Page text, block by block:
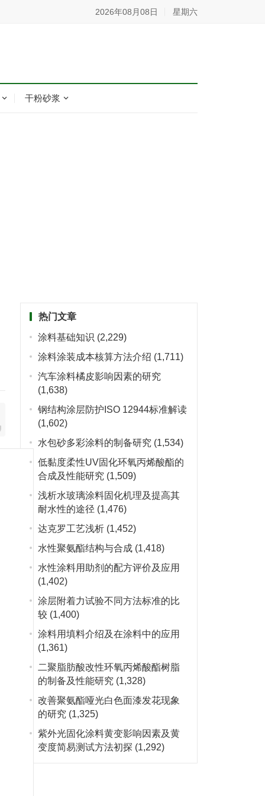
2026年08月08日 星期六
干粉砂浆
热门文章
涂料基础知识 (2,229)
涂料涂装成本核算方法介绍 (1,711)
汽车涂料橘皮影响因素的研究
(1,638)
钢结构涂层防护ISO 12944标准解读
(1,602)
水包砂多彩涂料的制备研究 (1,534)
低黏度柔性UV固化环氧丙烯酸酯的
合成及性能研究 (1,509)
浅析水玻璃涂料固化机理及提高其
耐水性的途径 (1,476)
达克罗工艺浅析 (1,452)
水性聚氨酯结构与合成 (1,418)
水性涂料用助剂的配方评价及应用
(1,402)
涂层附着力试验不同方法标准的比
较 (1,400)
涂料用填料介绍及在涂料中的应用
(1,361)
二聚脂肪酸改性环氧丙烯酸酯树脂
的制备及性能研究 (1,328)
改善聚氨酯哑光白色面漆发花现象
的研究 (1,325)
紫外光固化涂料黄变影响因素及黄
变度简易测试方法初探 (1,292)